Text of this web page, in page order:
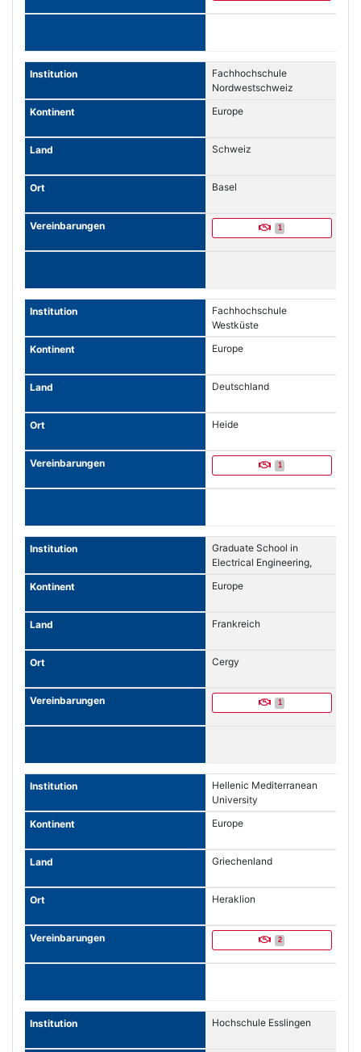
Fachhochschule
Nordwestschweiz
Europe
Schweiz
Basel
1
Fachhochschule
Westküste
Europe
Deutschland
Heide
1
Graduate School in
Electrical Engineering,
Communications
Europe
Frankreich
Cergy
1
Hellenic Mediterranean
University
Europe
Griechenland
Heraklion
2
Hochschule Esslingen